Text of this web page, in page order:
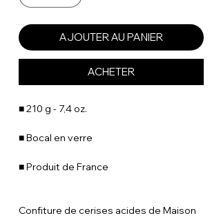
AJOUTER AU PANIER
ACHETER
■ 210 g - 7,4 oz.
■ Bocal en verre
■ Produit de France
Confiture de cerises acides de Maison